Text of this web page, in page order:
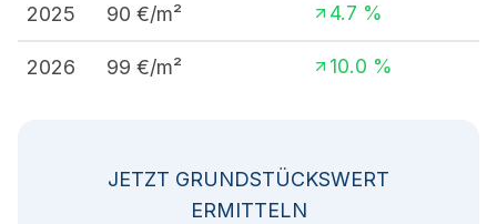
2025 90 €/m² 4.7 %
2026 99 €/m² 10.0 %
JETZT GRUNDSTÜCKSWERT
ERMITTELN